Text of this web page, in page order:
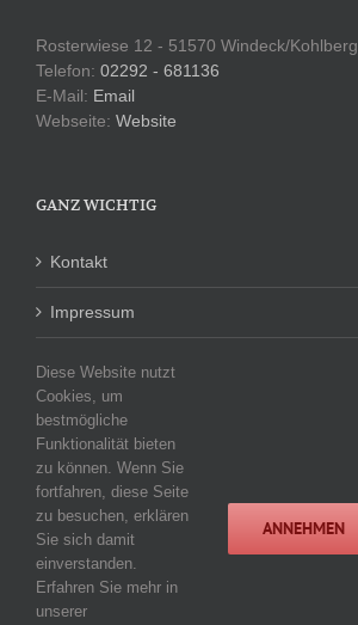
Rosterwiese 12 - 51570 Windeck/Kohlberg
Telefon: 02292 - 681136
E-Mail: Email
Webseite: Website
GANZ WICHTIG
Kontakt
Impressum
Datenschutzerklärung
KATEGORIEN
Keine Kategorien
Diese Website nutzt
Cookies, um
bestmögliche
Funktionalität bieten
zu können. Wenn Sie
fortfahren, diese Seite
zu besuchen, erklären
Sie sich damit
einverstanden.
Erfahren Sie mehr in
unserer
ANNEHMEN